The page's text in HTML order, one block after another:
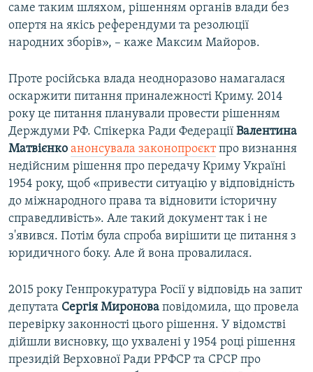
саме таким шляхом, рішенням органів влади без
опертя на якісь референдуми та резолюції
народних зборів», – каже Максим Майоров.
Проте російська влада неодноразово намагалася
оскаржити питання приналежності Криму. 2014
року це питання планували провести рішенням
Держдуми РФ. Спікерка Ради Федерації Валентина
Матвієнко анонсувала законопроєктпро визнання
недійсним рішення про передачу Криму Україні
1954 року, щоб «привести ситуацію у відповідність
до міжнародного права та відновити історичну
справедливість». Але такий документ так і не
з'явився. Потім була спроба вирішити це питання з
юридичного боку. Але й вона провалилася.
2015 року Генпрокуратура Росії у відповідь на запит
депутата Сергія Миронова повідомила, що провела
перевірку законності цього рішення. У відомстві
дійшли висновку, що ухвалені у 1954 році рішення
президій Верховної Ради РРФСР та СРСР про